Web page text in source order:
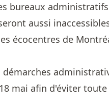
bureaux
aussi
écocentres de
mai afin d'éviter